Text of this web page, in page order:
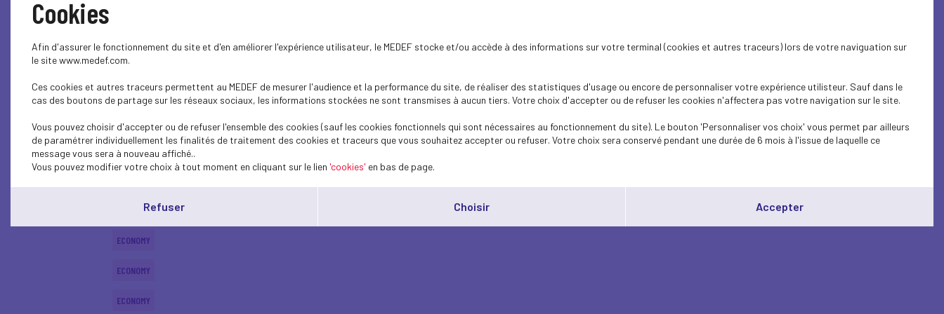
ECONOMY
ECONOMY
ECONOMY
ECONOMY
ECONOMY
ECONOMY
ECONOMY
Cookies
Afin d'assurer le fonctionnement du site et d'en améliorer l'expérience utilisateur, le MEDEF stocke et/ou accède à des informations sur votre terminal (cookies et autres traceurs) lors de votre naviguation sur
le site www.medef.com.
Ces cookies et autres traceurs permettent au MEDEF de mesurer l'audience et la performance du site, de réaliser des statistiques d'usage ou encore de personnaliser votre expérience utilisteur. Sauf dans le
cas des boutons de partage sur les réseaux sociaux, les informations stockées ne sont transmises à aucun tiers. Votre choix d'accepter ou de refuser les cookies n'affectera pas votre navigation sur le site.
Vous pouvez choisir d'accepter ou de refuser l'ensemble des cookies (sauf les cookies fonctionnels qui sont nécessaires au fonctionnement du site). Le bouton 'Personnaliser vos choix' vous permet par ailleurs
de paramétrer individuellement les finalités de traitement des cookies et traceurs que vous souhaitez accepter ou refuser. Votre choix sera conservé pendant une durée de 6 mois à l'issue de laquelle ce
message vous sera à nouveau affiché..
Vous pouvez modifier votre choix à tout moment en cliquant sur le lien 'cookies' en bas de page.
Refuser Choisir Accepter